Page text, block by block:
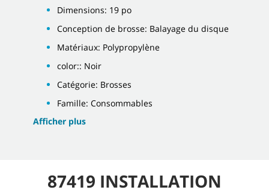
Dimensions: 19 po
Conception de brosse: Balayage du disque
Matériaux: Polypropylène
color:: Noir
Catégorie: Brosses
Famille: Consommables
Afficher plus
87419 INSTALLATION